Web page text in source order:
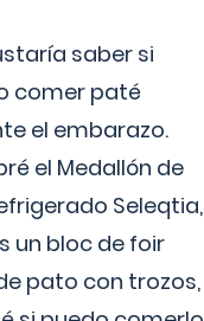
saber si
comer paté
el embarazo.
el Medallón de
Seleqtia,
un bloc de foir
pato con trozos,